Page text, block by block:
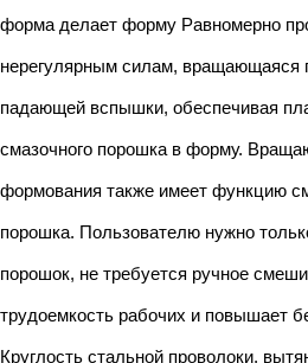
форма делает форму Равномерно
нерегулярным силам, вращающаяся
падающей вспышки, обеспечивая
смазочного порошка в форму.
формования также имеет функцию
порошка. Пользователю нужно
порошок, не требуется ручное
трудоемкость рабочих и повышает
Круглость стальной проволоки,